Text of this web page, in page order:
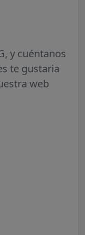
y cuéntanos
te gustaria
web